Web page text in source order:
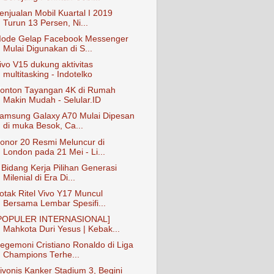
Mobil Kuartal I 2019
Turun 13 Persen, Ni...
Gelap Facebook Messenger
Mulai Digunakan di S...
V15 dukung aktivitas
multitasking - Indotelko
Tayangan 4K di Rumah
Makin Mudah - Selular.ID
Galaxy A70 Mulai Dipesan
di muka Besok, Ca...
20 Resmi Meluncur di
London pada 21 Mei - Li...
Kerja Pilihan Generasi
Milenial di Era Di...
Ritel Vivo Y17 Muncul
Bersama Lembar Spesifi...
INTERNASIONAL]
Mahkota Duri Yesus | Kebak...
Cristiano Ronaldo di Liga
Champions Terhe...
Kanker Stadium 3, Begini